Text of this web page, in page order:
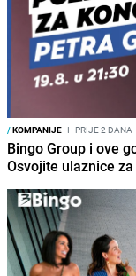
/KOMPANIJE I PRIJE 2 DANA
Bingo Group i ove
Osvojite ulaznice